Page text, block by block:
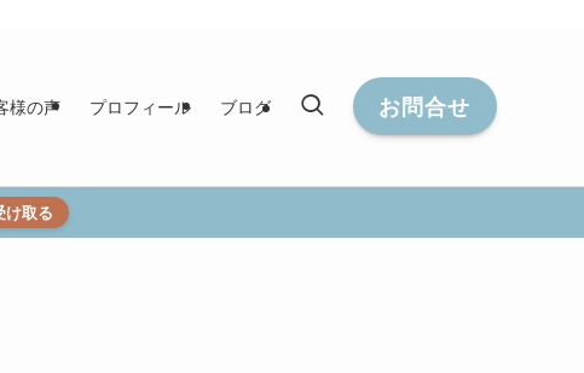
様の声 プロフィール ブログ お問合せ
け取る